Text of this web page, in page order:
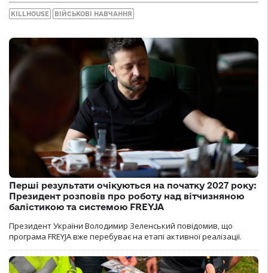
KILLHOUSE ВІЙСЬКОВІ НАВЧАННЯ
Перші результати очікуються на початку 2027 року:
Президент розповів про роботу над вітчизняною
балістикою та системою FREYJA
Президент України Володимир Зеленський повідомив, що
програма FREYJA вже перебуває на етапі активної реалізації.